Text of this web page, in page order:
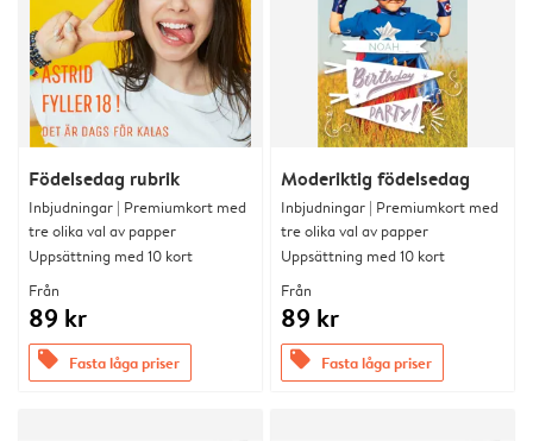
Födelsedag rubrik
Inbjudningar | Premiumkort med
tre olika val av papper
Uppsättning med 10 kort
Från
89 kr
offers Fasta låga priser
Moderiktig födelsedag
Inbjudningar | Premiumkort med
tre olika val av papper
Uppsättning med 10 kort
Från
89 kr
offers Fasta låga priser